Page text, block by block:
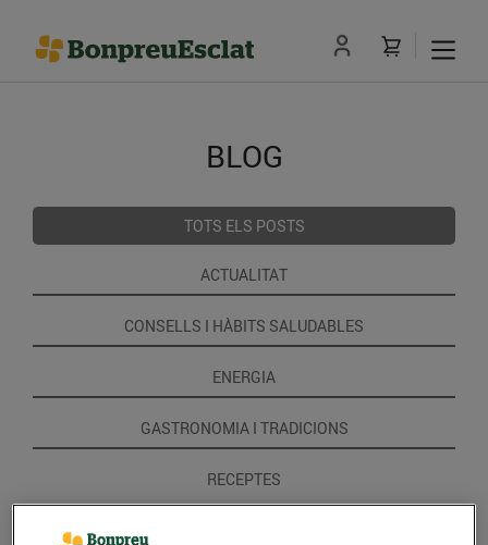
BLOG
TOTS ELS POSTS
ACTUALITAT
CONSELLS I HÀBITS SALUDABLES
ENERGIA
GASTRONOMIA I TRADICIONS
RECEPTES